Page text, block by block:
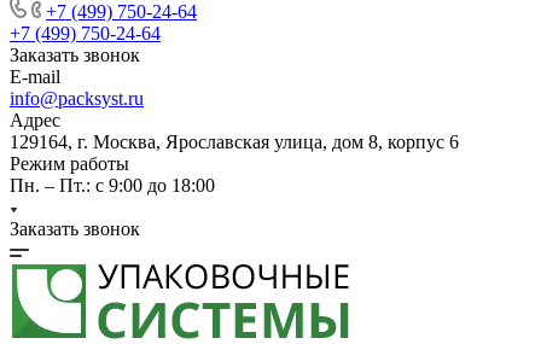
+7 (499) 750-24-64
+7 (499) 750-24-64
Заказать звонок
E-mail
info@packsyst.ru
Адрес
129164, г. Москва, Ярославская улица, дом 8, корпус 6
Режим работы
Пн. – Пт.: с 9:00 до 18:00
Заказать звонок